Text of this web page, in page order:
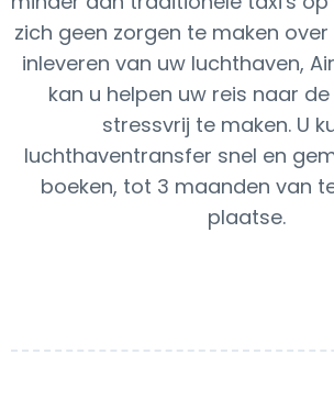
zich geen zorgen te maken
inleveren van uw luchthaven,
kan u helpen uw reis naar
stressvrij te maken. U
luchthaventransfer snel en
boeken, tot 3 maanden van
plaatse.